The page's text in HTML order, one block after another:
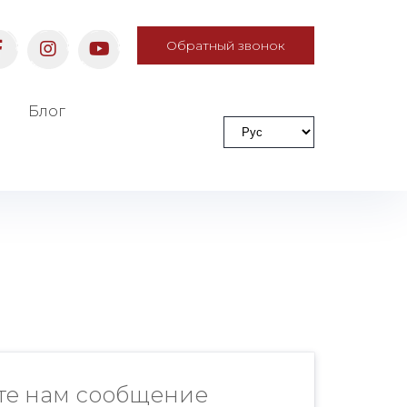
Обратный звонок
Блог
нам сообщение